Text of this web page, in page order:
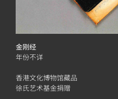
金刚经
年份不详
香港文化博物馆藏品
徐氏艺术基金捐赠